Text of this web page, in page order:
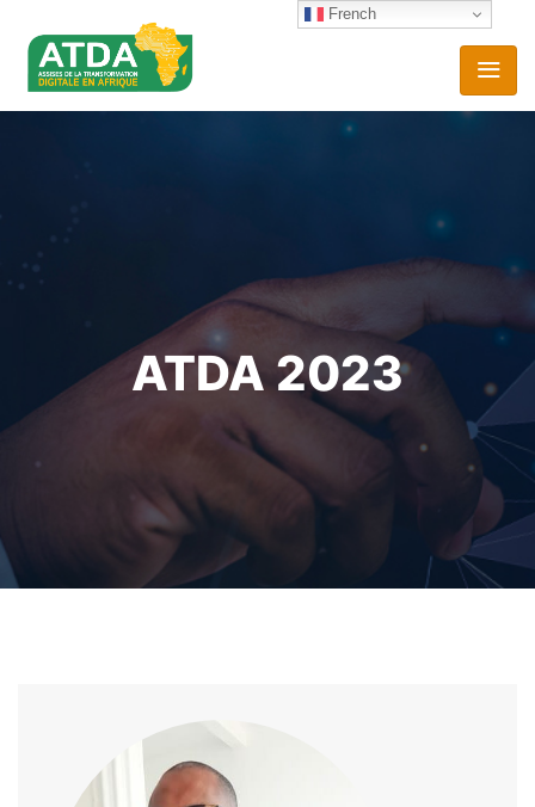
ATDA 2023
French